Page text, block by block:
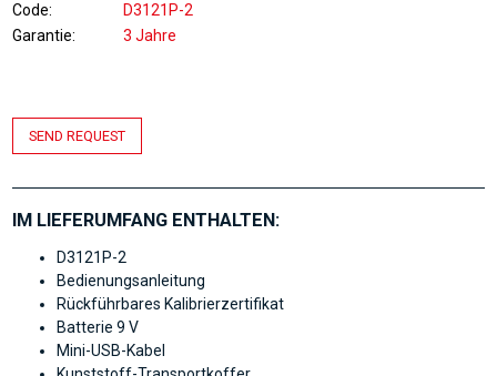
Code
D3121P-2
Garantie
3 Jahre
SEND REQUEST
IM LIEFERUMFANG ENTHALTEN:
D3121P-2
Bedienungsanleitung
Rückführbares Kalibrierzertifikat
Batterie 9 V
Mini-USB-Kabel